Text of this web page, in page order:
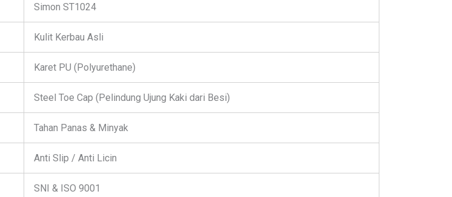
Simon ST1024
Kulit Kerbau Asli
Karet PU (Polyurethane)
Steel Toe Cap (Pelindung Ujung Kaki dari Besi)
Tahan Panas & Minyak
Anti Slip / Anti Licin
SNI & ISO 9001